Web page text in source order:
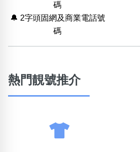
碼
🔔 2字頭固網及商業電話號
碼
熱門靚號推介